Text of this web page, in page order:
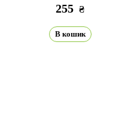
255 ₴
В кошик